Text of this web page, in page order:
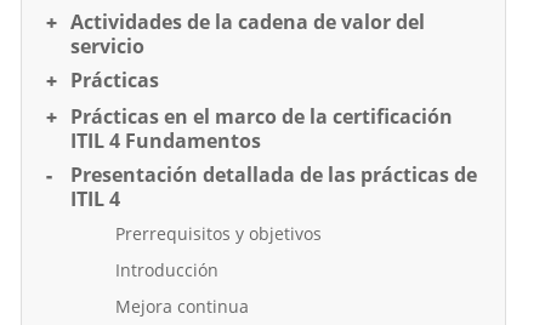
Actividades de la cadena de valor del
servicio
Prácticas
Prácticas en el marco de la certificación
ITIL 4 Fundamentos
Presentación detallada de las prácticas de
ITIL 4
Prerrequisitos y objetivos
Introducción
Mejora continua